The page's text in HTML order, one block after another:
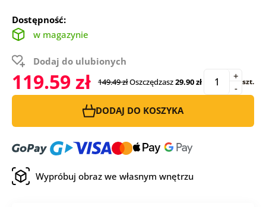
Dostępność:
w magazynie
Dodaj do ulubionych
119.59 zł 149.49 złOszczędzasz29.90 zł -
+ szt.
DODAJ DO KOSZYKA
Wypróbuj obraz we własnym wnętrzu